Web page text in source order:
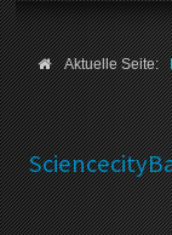
Aktuelle Seite: